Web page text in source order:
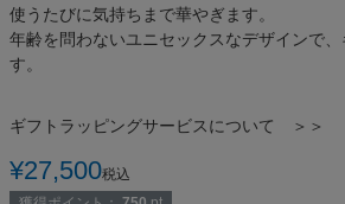
使うたびに気持ちまで華やぎます。
年齢を問わないユニセックスなデザインで
す。
ギフトラッピングサービスについて ＞＞
¥27,500税込